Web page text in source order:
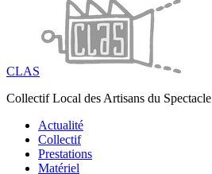
CLAS
Collectif Local des Artisans du Spectacle
Actualité
Collectif
Prestations
Matériel